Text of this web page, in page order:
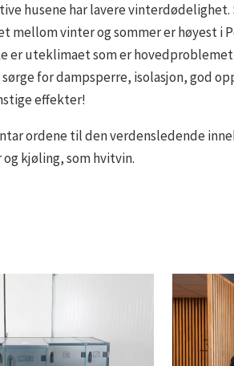
husene har lavere vinterdødelighet.
mellom vinter og sommer er høyest i
er uteklimaet som er
for dampsperre, isolasjon, god
effekter!
ordene til den verdensledende
kjøling, som hvitvin.